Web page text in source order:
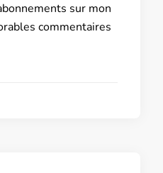
sur mon
commentaires